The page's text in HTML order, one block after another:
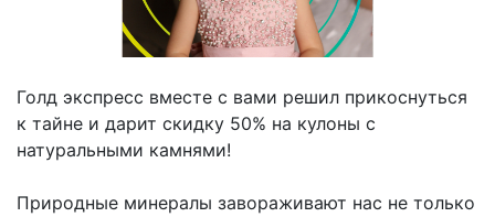
Голд экспресс вместе с вами решил прикоснуться
к тайне и дарит скидку 50% на кулоны с
натуральными камнями!
Природные минералы завораживают нас не только